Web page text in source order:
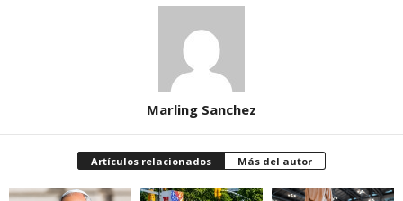
Marling Sanchez
Artículos relacionados Más del autor